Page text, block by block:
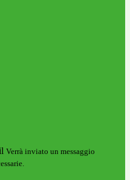
Verrà inviato un messaggio